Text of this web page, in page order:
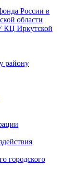
России в
области
КЦ Иркутской
району
городского